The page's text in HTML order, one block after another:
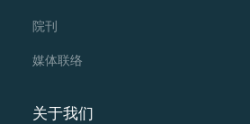
院刊
媒体联络
关于我们